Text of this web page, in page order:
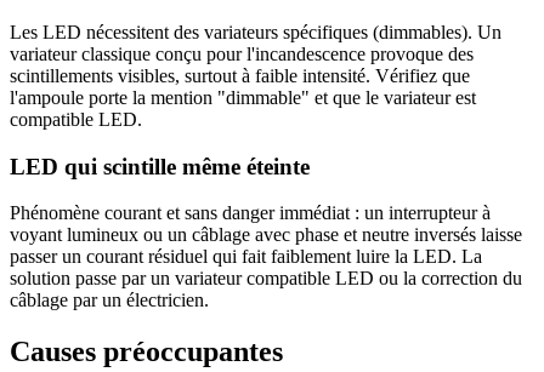
Les LED nécessitent des variateurs spécifiques (dimmables). Un
variateur classique conçu pour l'incandescence provoque des
scintillements visibles, surtout à faible intensité. Vérifiez que
l'ampoule porte la mention "dimmable" et que le variateur est
compatible LED.
LED qui scintille même éteinte
Phénomène courant et sans danger immédiat : un interrupteur à
voyant lumineux ou un câblage avec phase et neutre inversés laisse
passer un courant résiduel qui fait faiblement luire la LED. La
solution passe par un variateur compatible LED ou la correction du
câblage par un électricien.
Causes préoccupantes